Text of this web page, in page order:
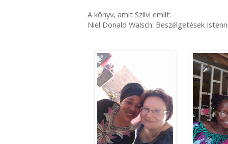
A könyv, amit Szilvi említ:
Niel Donald Walsch: Beszélgetések